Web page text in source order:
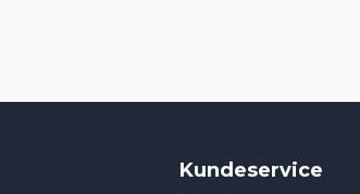
Kundeservice